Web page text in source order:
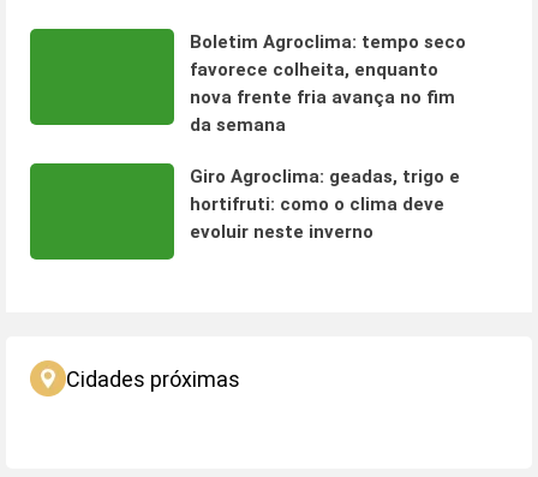
Boletim Agroclima: tempo seco
favorece colheita, enquanto
nova frente fria avança no fim
da semana
Giro Agroclima: geadas, trigo e
hortifruti: como o clima deve
evoluir neste inverno
Cidades próximas